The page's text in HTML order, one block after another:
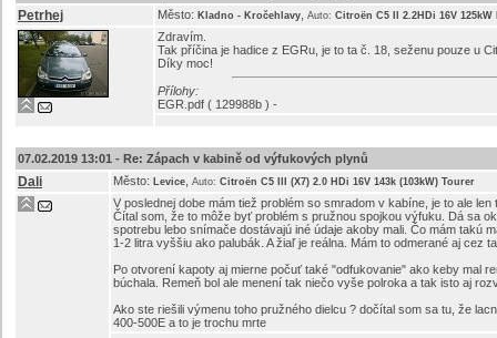
Petrhej Město: Kladno - Kročehlavy Auto: Citroën C5 II 2.2HDi 16V
Zdravím.
Tak příčina je hadice z EGRu, je to ta č. 18, seženu pouze u
Díky moc!
Přílohy:
EGR.pdf ( 129988b ) -
07.02.2019 13:01 - Re: Zápach v kabině od výfukových plynů
Dali Město: Levice Auto: Citroën C5 III (X7) 2.0 HDi 16V 143k (103kW) Tourer
V poslednej dobe mám tiež problém so smradom v kabíne, je to ale
Čítal som, že to môže byť problém s pružnou spojkou výfuku. Dá sa
spotrebu lebo snímače dostávajú iné údaje akoby mali. Čo mám takú
1-2 litra vyššiu ako palubák. A žiaľ je reálna. Mám to odmerané aj cez
Po otvorení kapoty aj mierne počuť také "odfukovanie" ako keby mal
búchala. Remeň bol ale menení tak niečo vyše polroka a tak isto aj
Ako ste riešili výmenu toho pružného dielcu ? dočítal som sa tu, že
400-500E a to je trochu mrte